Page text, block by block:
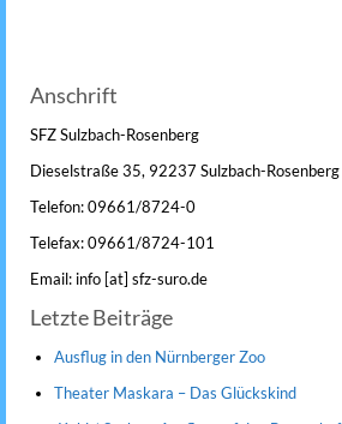
Anschrift
SFZ Sulzbach-Rosenberg
Dieselstraße 35, 92237 Sulzbach-Rosenberg
Telefon: 09661/8724-0
Telefax: 09661/8724-101
Email: info [at] sfz-suro.de
Letzte Beiträge
Ausflug in den Nürnberger Zoo
Theater Maskara – Das Glückskind